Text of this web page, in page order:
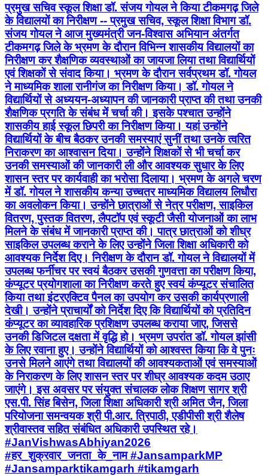
प्रमुख सचिव स्कूल शिक्षा डॉ. संजय गोयल ने किया टीकमगढ़ जिले
के विद्यालयों का निरीक्षण -- प्रमुख सचिव, स्कूल शिक्षा विभाग डॉ.
संजय गोयल ने आज मुख्यमंत्री जन-विश्वास अभियान अंतर्गत
टीकमगढ़ जिले के भ्रमण के दौरान विभिन्न शासकीय विद्यालयों का
निरीक्षण कर शैक्षणिक व्यवस्थाओं का जायजा लिया तथा विद्यार्थियों
एवं शिक्षकों से संवाद किया। भ्रमण के दौरान सर्वप्रथम डॉ. गोयल
ने माध्यमिक शाला रानीगंज का निरीक्षण किया। डॉ. गोयल ने
विद्यार्थियों से अध्ययन-अध्यापन की जानकारी प्राप्त की तथा उनकी
शैक्षणिक प्रगति के संबंध में चर्चा की। इसके पश्चात उन्होंने
शासकीय हाई स्कूल छिपरी का निरीक्षण किया। यहां उन्होंने
विद्यार्थियों के बीच बैठकर उनकी समस्याएं सुनीं तथा उनके त्वरित
निराकरण का आश्वासन दिया। उन्होंने शिक्षकों से भी चर्चा कर
उनकी समस्याओं की जानकारी ली और आवश्यक सुधार के लिए
शासन स्तर पर कार्यवाही का भरोसा दिलाया। भ्रमण के अगले चरण
में डॉ. गोयल ने शासकीय कन्या उच्चतर माध्यमिक विद्यालय लिधौरा
का अवलोकन किया। उन्होंने छात्राओं से नेत्र परीक्षण, साइकिल
वितरण, पुस्तक वितरण, लैपटॉप एवं स्कूटी जैसी योजनाओं का लाभ
मिलने के संबंध में जानकारी प्राप्त की। पात्र छात्राओं को शीघ्र
साइकिल उपलब्ध कराने के लिए उन्होंने जिला शिक्षा अधिकारी को
आवश्यक निर्देश दिए। निरीक्षण के दौरान डॉ. गोयल ने विद्यालयों में
उपलब्ध फर्नीचर पर स्वयं बैठकर उसकी गुणवत्ता का परीक्षण किया,
कंप्यूटर प्रयोगशाला का निरीक्षण करते हुए स्वयं कंप्यूटर संचालित
किया तथा इंटरएक्टिव पैनल का उपयोग कर उसकी कार्यप्रणाली
देखी। उन्होंने प्राचार्यों को निर्देश दिए कि विद्यार्थियों को प्रतिदिन
कंप्यूटर का व्यावहारिक प्रशिक्षण उपलब्ध कराया जाए, जिससे
उनकी डिजिटल दक्षता में वृद्धि हो। भ्रमण उपरांत डॉ. गोयल झांसी
के लिए रवाना हुए। उन्होंने विद्यार्थियों को आश्वस्त किया कि वे पुनः
उनसे मिलने आएंगे तथा विद्यालयों की आवश्यकताओं एवं समस्याओं
के निराकरण के लिए शासन स्तर पर शीघ्र आवश्यक कदम उठाए
जाएंगे। इस अवसर पर संयुक्त संचालक लोक शिक्षण सागर श्री
एस.पी. सिंह बिसेन, जिला शिक्षा अधिकारी श्री अमित जैन, जिला
परियोजना समन्वयक श्री पी.आर. त्रिपाठी, एडीपीसी श्री शैलेष
श्रीवास्तव सहित संबंधित अधिकारी उपस्थित रहे।
#JanVishwasAbhiyan2026
#हर_शुक्रवार_जनता_के_नाम #JansamparkMP
#Jansamparktikamgarh #tikamgarh